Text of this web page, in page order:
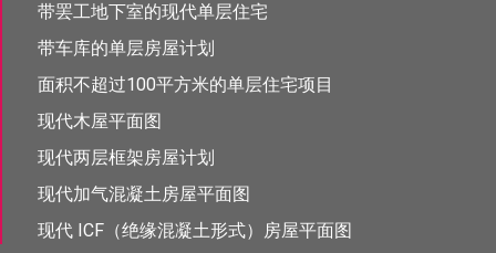
带罢工地下室的现代单层住宅
带车库的单层房屋计划
面积不超过100平方米的单层住宅项目
现代木屋平面图
现代两层框架房屋计划
现代加气混凝土房屋平面图
现代 ICF（绝缘混凝土形式）房屋平面图